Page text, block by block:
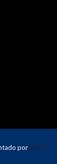
por PACO